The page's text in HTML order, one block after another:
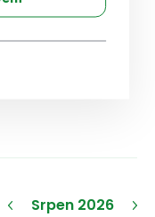
na aktuální
Srpen 2026